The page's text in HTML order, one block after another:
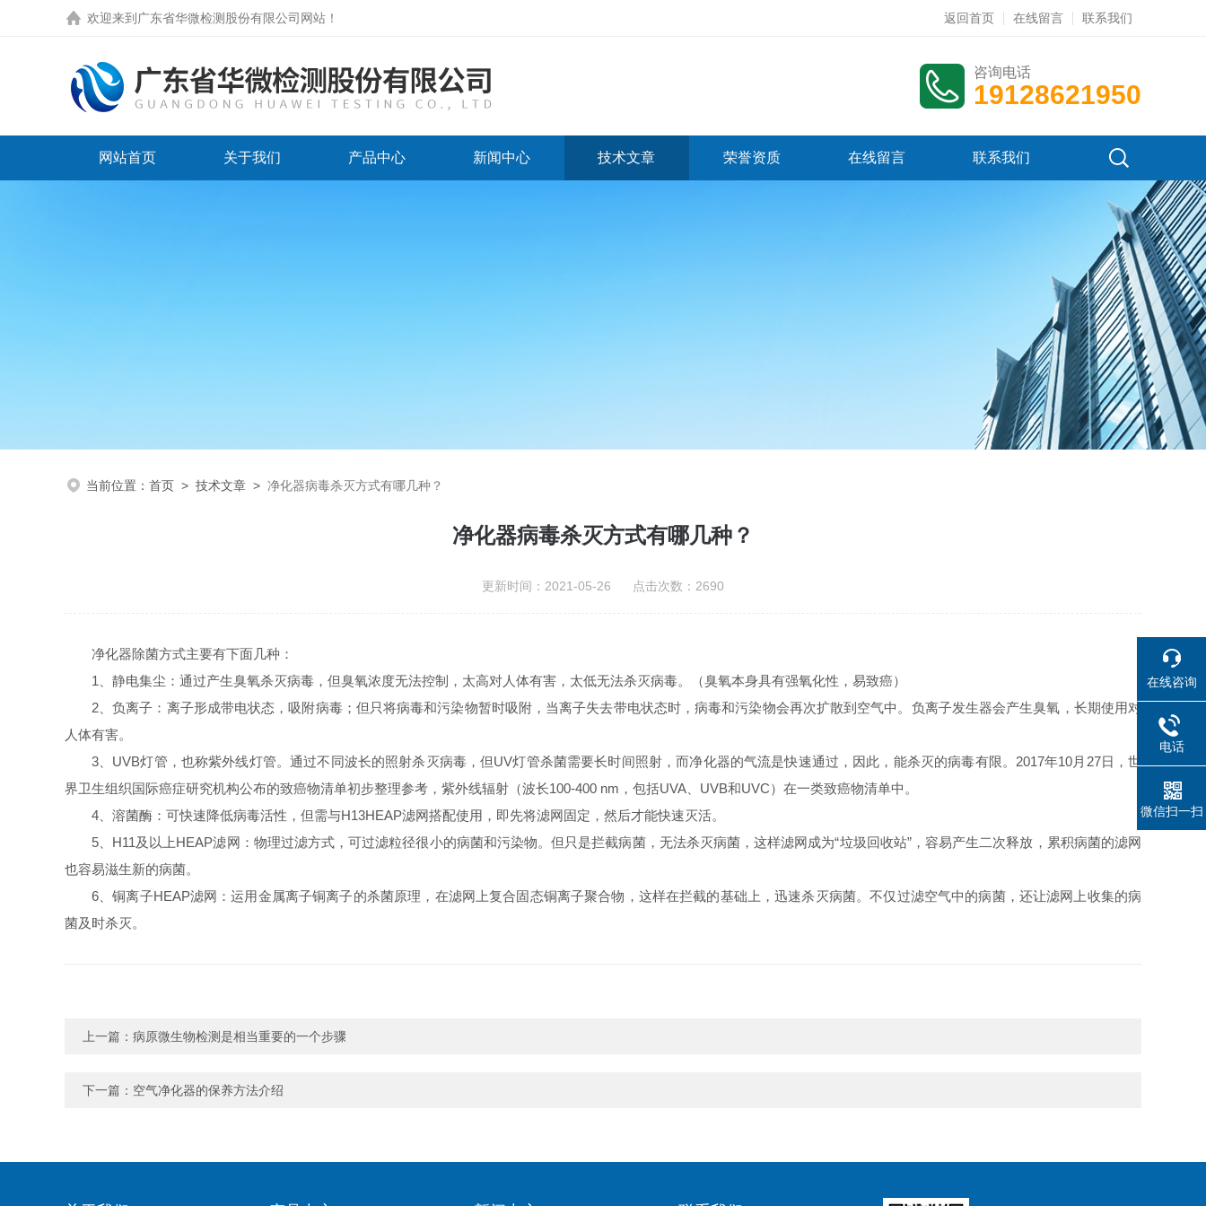
欢迎来到 广东省华微检测股份有限公司网站 ！ 返回首页 在线留言 联系我们
咨询电话
19128621950
网站首页 关于我们 产品中心 新闻中心 技术文章 荣誉资质 在线留言 联系我们
当前位置： 首页 > 技术文章 > 净化器病毒杀灭方式有哪几种？
净化器病毒杀灭方式有哪几种？
更新时间：2021-05-26 点击次数：2690
净化器除菌方式主要有下面几种：
1、静电集尘：通过产生臭氧杀灭病毒，但臭氧浓度无法控制，太高对人体有害，太低无法杀灭病毒。（臭氧本身具有强氧化性，易致癌）
2、负离子：离子形成带电状态，吸附病毒；但只将病毒和污染物暂时吸附，当离子失去带电状态时，病毒和污染物会再次扩散到空气中。负离子发生器会产生臭氧，长期使用对
人体有害。
3、UVB灯管，也称紫外线灯管。通过不同波长的照射杀灭病毒，但UV灯管杀菌需要长时间照射，而净化器的气流是快速通过，因此，能杀灭的病毒有限。2017年10月27日，世
界卫生组织国际癌症研究机构公布的致癌物清单初步整理参考，紫外线辐射（波长100-400 nm，包括UVA、UVB和UVC）在一类致癌物清单中。
4、溶菌酶：可快速降低病毒活性，但需与H13HEAP滤网搭配使用，即先将滤网固定，然后才能快速灭活。
5、H11及以上HEAP滤网：物理过滤方式，可过滤粒径很小的病菌和污染物。但只是拦截病菌，无法杀灭病菌，这样滤网成为“垃圾回收站”，容易产生二次释放，累积病菌的滤网
也容易滋生新的病菌。
6、铜离子HEAP滤网：运用金属离子铜离子的杀菌原理，在滤网上复合固态铜离子聚合物，这样在拦截的基础上，迅速杀灭病菌。不仅过滤空气中的病菌，还让滤网上收集的病
菌及时杀灭。
上一篇： 病原微生物检测是相当重要的一个步骤
下一篇： 空气净化器的保养方法介绍
在线咨询
电话
微信扫一扫